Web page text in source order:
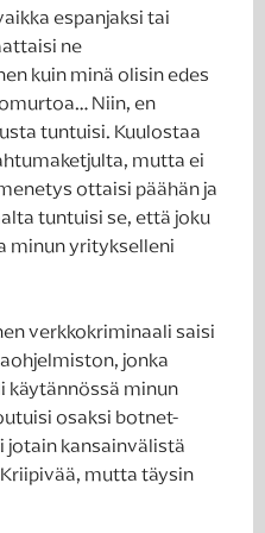
espanjaksi tai
ne
kuin minä olisin edes
Niin, en
tuntuisi. Kuulostaa
mutta ei
ottaisi päähän ja
tuntuisi se, että joku
minun yritykselleni
verkkokriminaali saisi
jonka
minun
osaksi botnet-
jotain kansainvälistä
mutta täysin